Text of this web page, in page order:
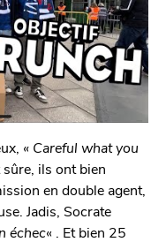
« Careful what you
sûre, ils ont bien
en double agent,
Jadis, Socrate
échec« . Et bien 25